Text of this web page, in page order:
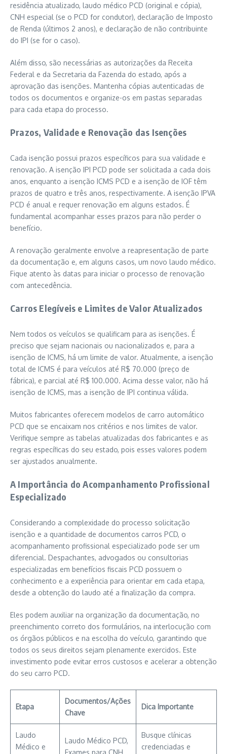
residência atualizado, laudo médico PCD (original e cópia),
CNH especial (se o PCD for condutor), declaração de Imposto
de Renda (últimos 2 anos), e declaração de não contribuinte
do IPI (se for o caso).
Além disso, são necessárias as autorizações da Receita
Federal e da Secretaria da Fazenda do estado, após a
aprovação das isenções. Mantenha cópias autenticadas de
todos os documentos e organize-os em pastas separadas
para cada etapa do processo.
Prazos, Validade e Renovação das Isenções
Cada isenção possui prazos específicos para sua validade e
renovação. A isenção IPI PCD pode ser solicitada a cada dois
anos, enquanto a isenção ICMS PCD e a isenção de IOF têm
prazos de quatro e três anos, respectivamente. A isenção IPVA
PCD é anual e requer renovação em alguns estados. É
fundamental acompanhar esses prazos para não perder o
benefício.
A renovação geralmente envolve a reapresentação de parte
da documentação e, em alguns casos, um novo laudo médico.
Fique atento às datas para iniciar o processo de renovação
com antecedência.
Carros Elegíveis e Limites de Valor Atualizados
Nem todos os veículos se qualificam para as isenções. É
preciso que sejam nacionais ou nacionalizados e, para a
isenção de ICMS, há um limite de valor. Atualmente, a isenção
total de ICMS é para veículos até R$ 70.000 (preço de
fábrica), e parcial até R$ 100.000. Acima desse valor, não há
isenção de ICMS, mas a isenção de IPI continua válida.
Muitos fabricantes oferecem modelos de carro automático
PCD que se encaixam nos critérios e nos limites de valor.
Verifique sempre as tabelas atualizadas dos fabricantes e as
regras específicas do seu estado, pois esses valores podem
ser ajustados anualmente.
A Importância do Acompanhamento Profissional
Especializado
Considerando a complexidade do processo solicitação
isenção e a quantidade de documentos carros PCD, o
acompanhamento profissional especializado pode ser um
diferencial. Despachantes, advogados ou consultorias
especializadas em benefícios fiscais PCD possuem o
conhecimento e a experiência para orientar em cada etapa,
desde a obtenção do laudo até a finalização da compra.
Eles podem auxiliar na organização da documentação, no
preenchimento correto dos formulários, na interlocução com
os órgãos públicos e na escolha do veículo, garantindo que
todos os seus direitos sejam plenamente exercidos. Este
investimento pode evitar erros custosos e acelerar a obtenção
do seu carro PCD.
Etapa
Documentos/Ações
Chave
Dica Importante
Laudo
Médico e
Laudo Médico PCD,
Exames para CNH
Busque clínicas
credenciadas e